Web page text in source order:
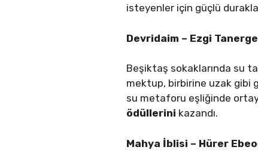
isteyenler için güçlü
Devridaim – Ezgi
Beşiktaş sokaklarında su
mektup, birbirine uzak gibi
su metaforu eşliğinde
ödüllerini kazandı.
Mahya İblisi – Hürer